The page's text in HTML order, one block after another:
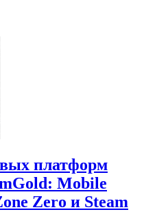
платформ
Mobile
Zero и Steam